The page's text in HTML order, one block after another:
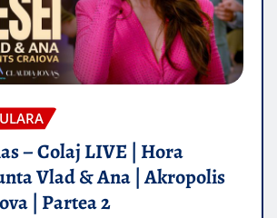
– Colaj LIVE | Hora
Vlad & Ana | Akropolis
| Partea 2